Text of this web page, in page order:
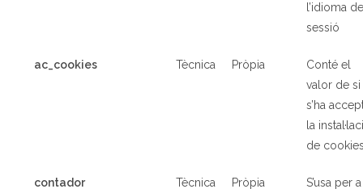
l’idioma
sessió
ac_cookies Tècnica Pròpia
Conté el
valor de si
s’ha
la
de
contador Tècnica Pròpia
S’usa per a